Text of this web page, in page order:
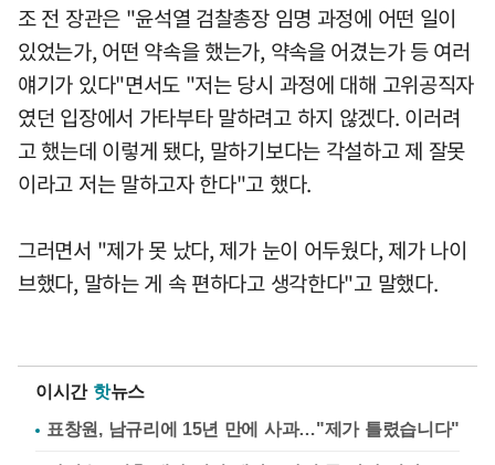
조 전 장관은 "윤석열 검찰총장 임명 과정에 어떤 일이
있었는가, 어떤 약속을 했는가, 약속을 어겼는가 등 여러
얘기가 있다"면서도 "저는 당시 과정에 대해 고위공직자
였던 입장에서 가타부타 말하려고 하지 않겠다. 이러려
고 했는데 이렇게 됐다, 말하기보다는 각설하고 제 잘못
이라고 저는 말하고자 한다"고 했다.
그러면서 "제가 못 났다, 제가 눈이 어두웠다, 제가 나이
브했다, 말하는 게 속 편하다고 생각한다"고 말했다.
이시간 핫뉴스
표창원, 남규리에 15년 만에 사과…"제가 틀렸습니다"